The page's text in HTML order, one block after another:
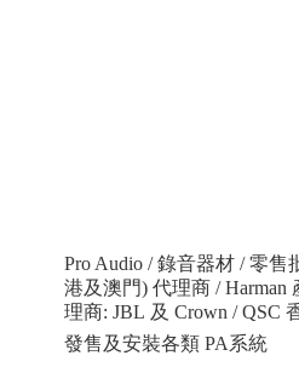
Pro Audio / 錄音器材 / 零售
港及澳門) 代理商 / Harman
理商: JBL 及 Crown / QSC
發售及安裝各類 PA系統